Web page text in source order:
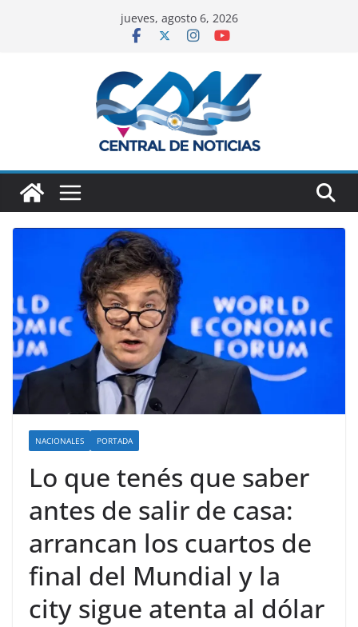
jueves, agosto 6, 2026
NACIONALES PORTADA
Lo que tenés que saber
antes de salir de casa:
arrancan los cuartos de
final del Mundial y la
city sigue atenta al dólar